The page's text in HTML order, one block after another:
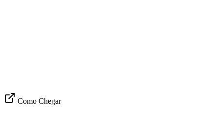
Como Chegar